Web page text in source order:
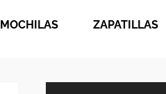
MOCHILAS ZAPATILLAS